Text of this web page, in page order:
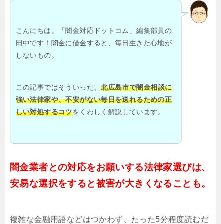
こんにちは。「闇金対応ドットコム」編集部員の
田中です！闇金に借金すると、毎日生きた心地が
しないもの。
この記事ではそういった、北広島市で闇金相談に
強い法律家や、不安がない毎日を送れるための正
しい対処するコツをくわしく解説しています。
闇金業者との対応をお願いする法律家選びは、
安易な選択をすると被害が大きくなることも。
複雑な金融用語などはつかわず、たった5分程度読むだ